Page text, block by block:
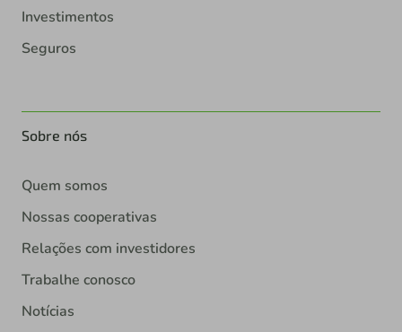
Investimentos
Seguros
Sobre nós
Quem somos
Nossas cooperativas
Relações com investidores
Trabalhe conosco
Notícias